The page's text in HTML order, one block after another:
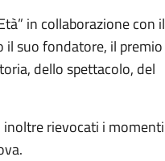
in collaborazione con il
il suo fondatore, il premio
dello spettacolo, del
inoltre rievocati i momenti